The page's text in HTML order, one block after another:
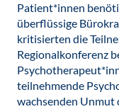
Patient*innen
überflüssige
kritisierten die
Regionalkonferenz
teilnehmende
wachsenden Unmut